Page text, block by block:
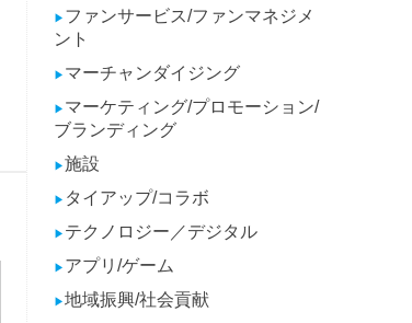
▶ ファンサービス/ファンマネジメ
ント
▶ マーチャンダイジング
▶ マーケティング/プロモーション/
ブランディング
▶施設
▶ タイアップ/コラボ
▶ テクノロジー／デジタル
▶ アプリ/ゲーム
▶地域振興/社会貢献